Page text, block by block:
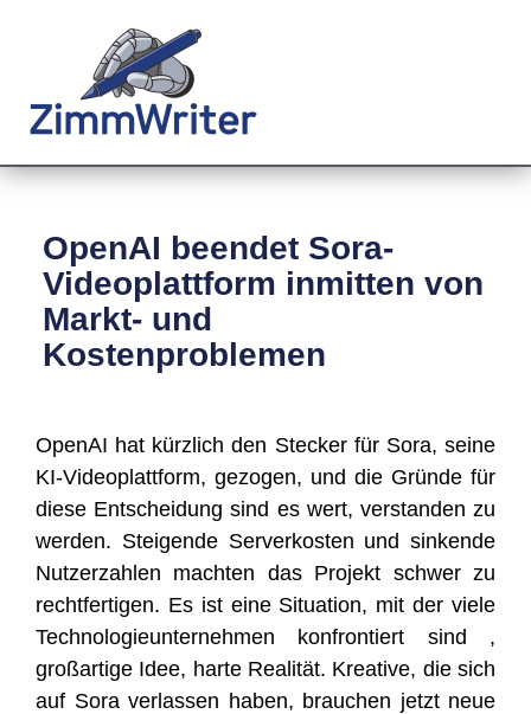
OpenAI beendet Sora-
Videoplattform inmitten von
Markt- und
Kostenproblemen
Ope­nAI hat kürz­lich den Ste­cker für Sora, sei­ne
KI-Video­platt­form, gezo­gen, und die Grün­de für
die­se Ent­schei­dung sind es wert, ver­stan­den zu
wer­den. Stei­gen­de Ser­ver­kos­ten und sin­ken­de
Nut­zer­zah­len mach­ten das Pro­jekt schwer zu
recht­fer­ti­gen. Es ist eine Situa­ti­on, mit der vie­le
Tech­no­lo­gie­un­ter­neh­men kon­fron­tiert sind ,
groß­ar­ti­ge Idee, har­te Rea­li­tät. Krea­ti­ve, die sich
auf Sora ver­las­sen haben, brau­chen jetzt neue